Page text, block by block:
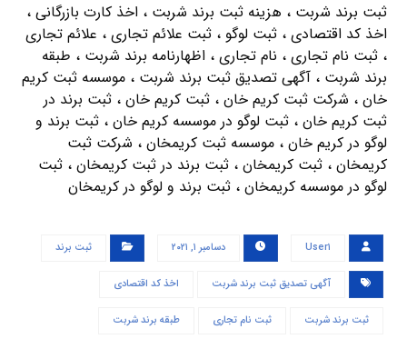
ثبت برند شربت ، هزینه ثبت برند شربت ، اخذ کارت بازرگانی ،
اخذ کد اقتصادی ، ثبت لوگو ، ثبت علائم تجاری ، علائم تجاری
، ثبت نام تجاری ، نام تجاری ، اظهارنامه برند شربت ، طبقه
برند شربت ، آگهی تصدیق ثبت برند شربت ، موسسه ثبت کریم
خان ، شرکت ثبت کریم خان ، ثبت کریم خان ، ثبت برند در
ثبت کریم خان ، ثبت لوگو در موسسه کریم خان ، ثبت برند و
لوگو در کریم خان ، موسسه ثبت کریمخان ، شرکت ثبت
کریمخان ، ثبت کریمخان ، ثبت برند در ثبت کریمخان ، ثبت
لوگو در موسسه کریمخان ، ثبت برند و لوگو در کریمخان
User۱ دسامبر ۱, ۲۰۲۱ ثبت برند
آگهی تصدیق ثبت برند شربت اخذ کد اقتصادی
ثبت برند شربت ثبت نام تجاری طبقه برند شربت